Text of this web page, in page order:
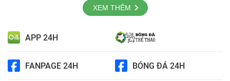
XEM THÊM
APP 24H
FANPAGE 24H BÓNG ĐÁ 24H